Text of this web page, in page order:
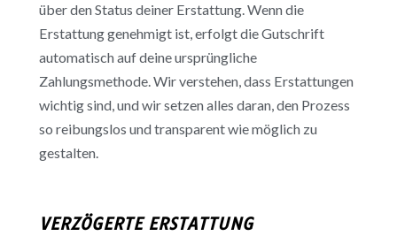
über den Status deiner Erstattung. Wenn die
Erstattung genehmigt ist, erfolgt die Gutschrift
automatisch auf deine ursprüngliche
Zahlungsmethode. Wir verstehen, dass Erstattungen
wichtig sind, und wir setzen alles daran, den Prozess
so reibungslos und transparent wie möglich zu
gestalten.
VERZÖGERTE ERSTATTUNG